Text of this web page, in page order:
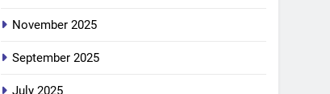
November 2025
September 2025
July 2025